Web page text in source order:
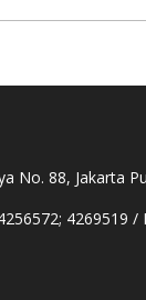
No. 88, Jakarta
4269519 /